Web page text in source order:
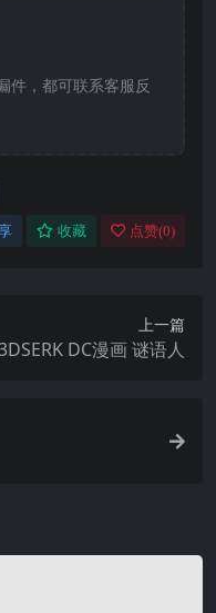
件，都可联系客服反
收藏 点赞(0)
上一篇
DC漫画 谜语人